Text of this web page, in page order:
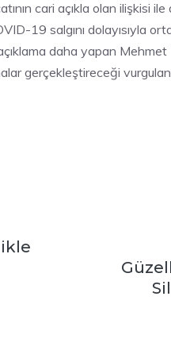
cari açıkla olan ilişkisi ile
19 salgını dolayısıyla
daha yapan Mehmet
gerçekleştireceği